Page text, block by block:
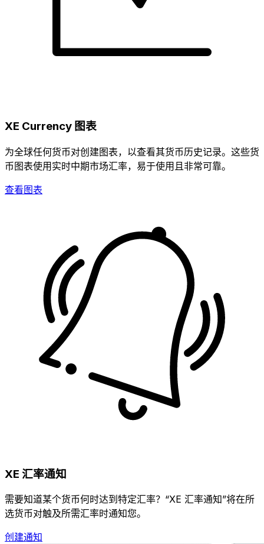
XE Currency 图表
为全球任何货币对创建图表，以查看其货币历史记录。这些货
币图表使用实时中期市场汇率，易于使用且非常可靠。
查看图表
XE 汇率通知
需要知道某个货币何时达到特定汇率？“XE 汇率通知”将在所
选货币对触及所需汇率时通知您。
创建通知